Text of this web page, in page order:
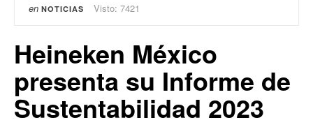
en NOTICIAS Visto: 7421
Heineken México
presenta su Informe de
Sustentabilidad 2023